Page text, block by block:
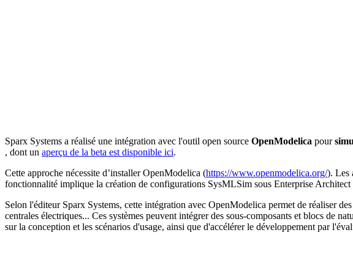
Sparx Systems a réalisé une intégration avec l'outil open source OpenModelica pour
, dont un aperçu de la beta est disponible ici.
Cette approche nécessite d’installer OpenModelica (https://www.openmodelica.org/). Les
fonctionnalité implique la création de configurations SysMLSim sous Enterprise Architect
Selon l'éditeur Sparx Systems, cette intégration avec OpenModelica permet de réaliser
centrales électriques... Ces systèmes peuvent intégrer des sous-composants et blocs de
sur la conception et les scénarios d'usage, ainsi que d'accélérer le développement par